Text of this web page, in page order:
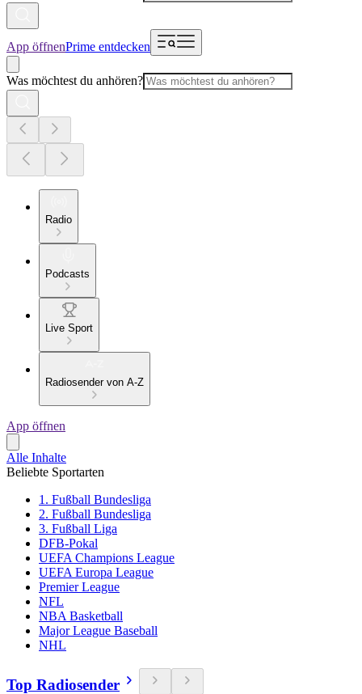
App öffnenPrime entdecken
Was möchtest du anhören?
Radio
Podcasts
Live Sport
Radiosender von A-Z
App öffnen
Alle Inhalte
Beliebte Sportarten
1. Fußball Bundesliga
2. Fußball Bundesliga
3. Fußball Liga
DFB-Pokal
UEFA Champions League
UEFA Europa League
Premier League
NFL
NBA Basketball
Major League Baseball
NHL
Top Radiosender